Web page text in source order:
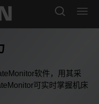
软件，用其采
可实时掌握机床